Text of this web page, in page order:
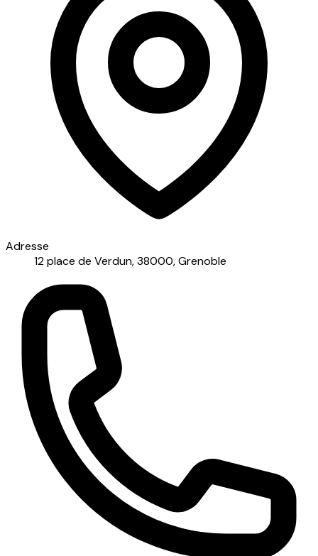
Adresse
12 place de Verdun, 38000, Grenoble